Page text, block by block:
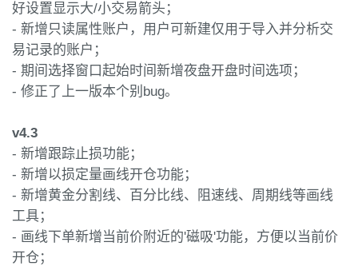
好设置显示大/小交易箭头；
- 新增只读属性账户，用户可新建仅用于导入并分析交
易记录的账户；
- 期间选择窗口起始时间新增夜盘开盘时间选项；
- 修正了上一版本个别bug。
v4.3
- 新增跟踪止损功能；
- 新增以损定量画线开仓功能；
- 新增黄金分割线、百分比线、阻速线、周期线等画线
工具；
- 画线下单新增当前价附近的'磁吸'功能，方便以当前价
开仓；